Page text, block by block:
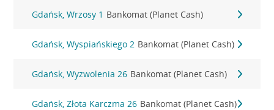
Gdańsk, Wrzosy 1 Bankomat (Planet Cash)
Gdańsk, Wyspiańskiego 2 Bankomat (Planet Cash)
Gdańsk, Wyzwolenia 26 Bankomat (Planet Cash)
Gdańsk, Złota Karczma 26 Bankomat (Planet Cash)